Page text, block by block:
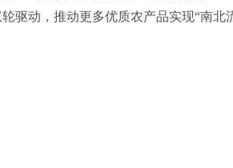
动，推动更多优质农产品实现“南北